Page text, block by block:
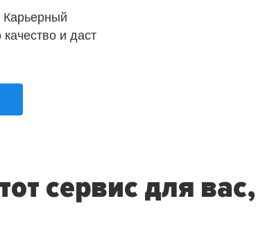
и даст
сервис для